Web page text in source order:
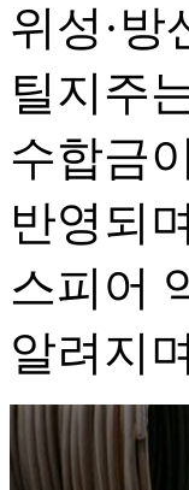
위성·
틸지주
수합금
반영되
스피어
알려지